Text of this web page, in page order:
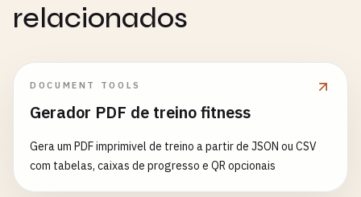
relacionados
DOCUMENT TOOLS
Gerador PDF de treino fitness
Gera um PDF imprimivel de treino a partir de JSON ou CSV
com tabelas, caixas de progresso e QR opcionais